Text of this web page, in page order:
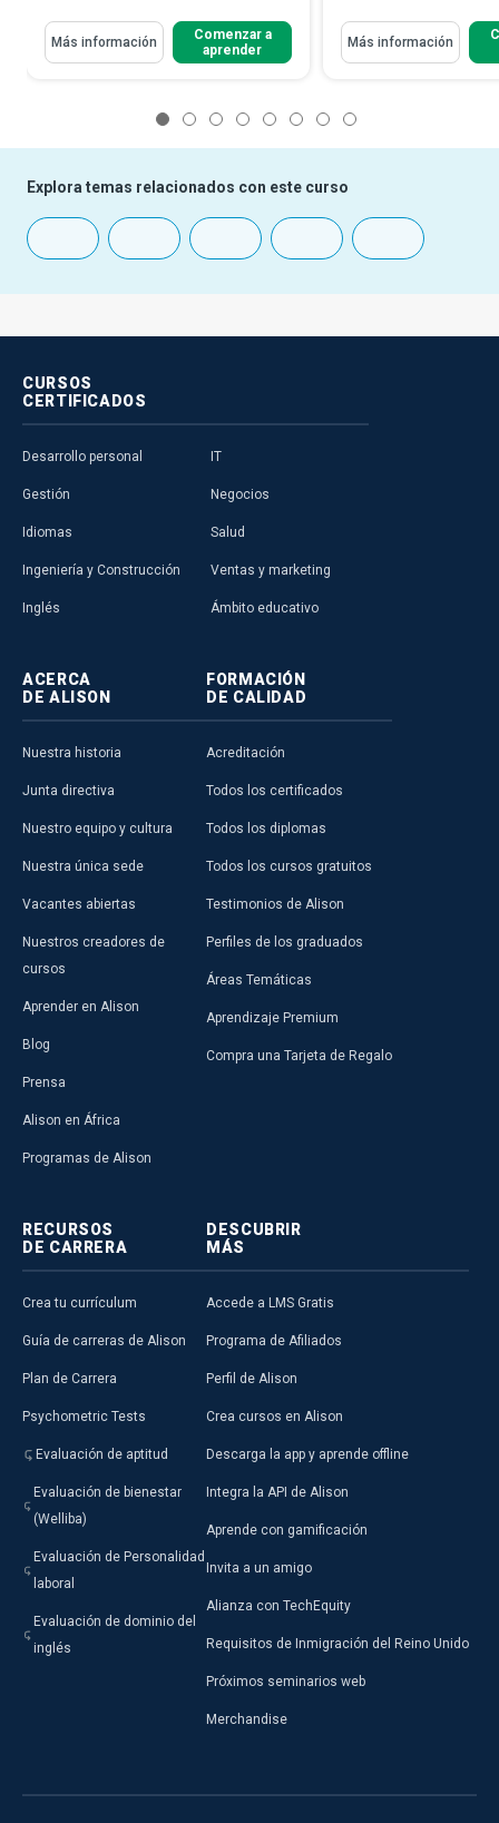
Más información
Comenzar a
aprender
Más información
Explora temas relacionados con este curso
CURSOS
CERTIFICADOS
Desarrollo personal
Gestión
Idiomas
Ingeniería y Construcción
Inglés
IT
Negocios
Salud
Ventas y marketing
Ámbito educativo
ACERCA
DE ALISON
Nuestra historia
Junta directiva
Nuestro equipo y cultura
Nuestra única sede
Vacantes abiertas
Nuestros creadores de
cursos
Aprender en Alison
Blog
Prensa
Alison en África
Programas de Alison
FORMACIÓN
DE CALIDAD
Acreditación
Todos los certificados
Todos los diplomas
Todos los cursos gratuitos
Testimonios de Alison
Perfiles de los graduados
Áreas Temáticas
Aprendizaje Premium
Compra una Tarjeta de Regalo
RECURSOS
DE CARRERA
Crea tu currículum
Guía de carreras de Alison
Plan de Carrera
Psychometric Tests
Evaluación de aptitud
Evaluación de bienestar
(Welliba)
Evaluación de Personalidad
laboral
Evaluación de dominio del
inglés
DESCUBRIR
MÁS
Accede a LMS Gratis
Programa de Afiliados
Perfil de Alison
Crea cursos en Alison
Descarga la app y aprende offline
Integra la API de Alison
Aprende con gamificación
Invita a un amigo
Alianza con TechEquity
Requisitos de Inmigración del Reino Unido
Próximos seminarios web
Merchandise